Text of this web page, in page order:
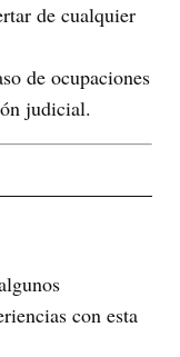
de cualquier
de ocupaciones
judicial.
con esta